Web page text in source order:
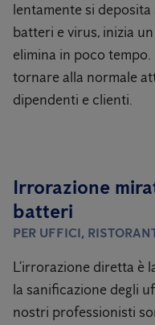
lentamente si
batteri e virus, inizia
elimina in poco
tornare alla normale
dipendenti e clienti.
Irrorazione
batteri
PER UFFICI,
L’irrorazione diretta è
la sanificazione degli
nostri professionisti